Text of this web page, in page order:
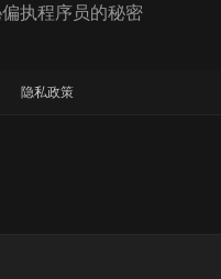
执程序员的秘密
隐私政策